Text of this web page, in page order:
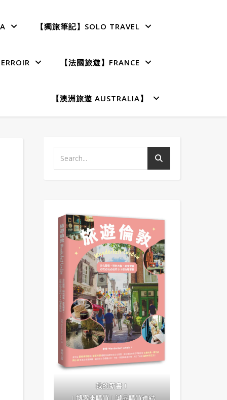
【獨旅筆記】SOLO TRAVEL
【法國旅遊】FRANCE
【澳洲旅遊 AUSTRALIA】
我的新書！
｜博客來購買｜誠品購買連結